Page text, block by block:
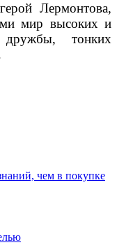
Лермонтова,
мир высоких и
тонких
чем в покупке